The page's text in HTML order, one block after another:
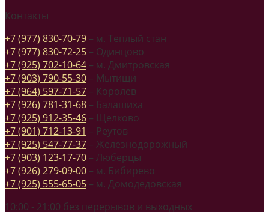
Контакты
+7 (977) 830-70-79 – м. Теплый стан
+7 (977) 830-72-25 – Одинцово
+7 (925) 702-10-64 – м. Дмитровская
+7 (903) 790-55-30 – Мытищи
+7 (964) 597-71-57 – Королев
+7 (926) 781-31-68 – Балашиха
+7 (925) 912-35-46 – Щелково
+7 (901) 712-13-91 – Реутов
+7 (925) 547-77-37 – Железнодорожный
+7 (903) 123-17-70 – Люберцы
+7 (926) 279-09-00 – м. Бибирево
+7 (925) 555-65-05 – м. Домодедовская
10:00 - 21:00 без перерывов и выходных